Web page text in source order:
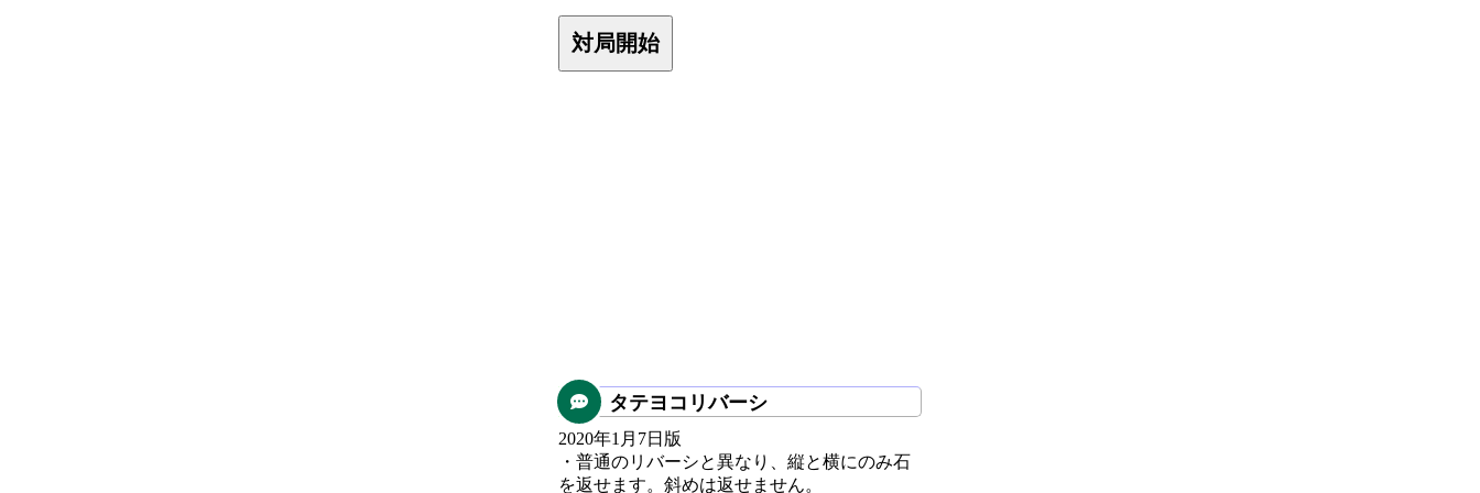
タテヨコリバーシ
2020年1月7日版
・普通のリバーシと異なり、縦と横にのみ石
を返せます。斜めは返せません。